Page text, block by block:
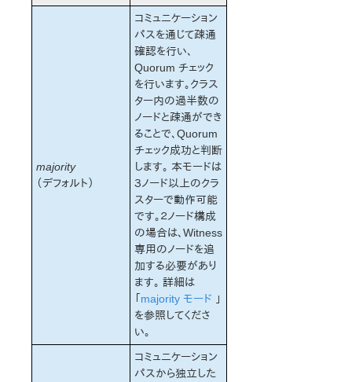
majority
（デフォルト）
コミュニケーション
パスを通じて疎通
確認を行い、
Quorum チェック
を行います。クラス
ター内の過半数の
ノードと疎通ができ
ることで、Quorum
チェック成功と判断
します。 本モードは
３ノード以上のクラ
スターで動作可能
です。２ノード構成
の場合は、Witness
専用のノードを追
加する必要があり
ます。 詳細は
majority モード 」
を参照してくださ
い。
コミュニケーション
パスから独立した